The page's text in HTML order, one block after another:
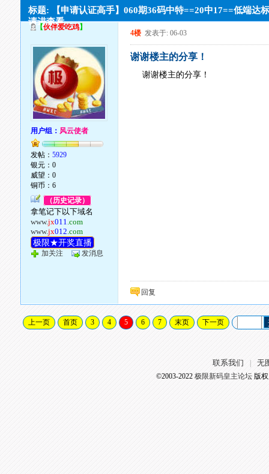
标题: 【申请认证高手】060期36码中特==20中17==低端达
请进查看。
【伙伴爱吃鸡】
用户组： 风云使者
发帖：5929
银元：0
威望：0
铜币：6
（历史记录）
拿笔记下以下域名
www.jx011.com
www.jx012.com
极限★开奖直播
加关注 发消息
4楼 发表于: 06-03
谢谢楼主的分享！
谢谢楼主的分享！
回复
上一页 首页 3 4 5 6 7 末页 下一页
联系我们 无
©2003-2022 极限新码皇主论坛版权